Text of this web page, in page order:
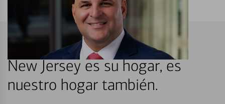
New Jersey es su hogar, es
nuestro hogar también.